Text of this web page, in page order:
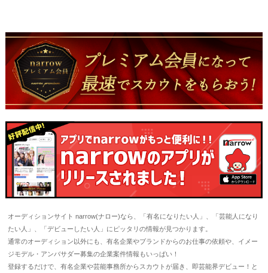
オーディションサイト narrow(ナロー)なら、「有名になりたい人」、「芸能人になり
たい人」、「デビューしたい人」にピッタリの情報が見つかります。
通常のオーディション以外にも、有名企業やブランドからのお仕事の依頼や、イメー
ジモデル・アンバサダー募集の企業案件情報もいっぱい！
登録するだけで、有名企業や芸能事務所からスカウトが届き、即芸能界デビュー！と